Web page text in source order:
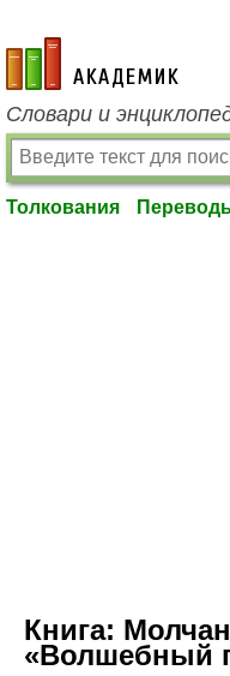
academic.ru
Словари и
Толкования
Книга:
«Волшебный